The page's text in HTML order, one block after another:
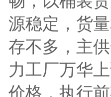
源稳定，货
存不多，主
力工厂万华
价格，执行